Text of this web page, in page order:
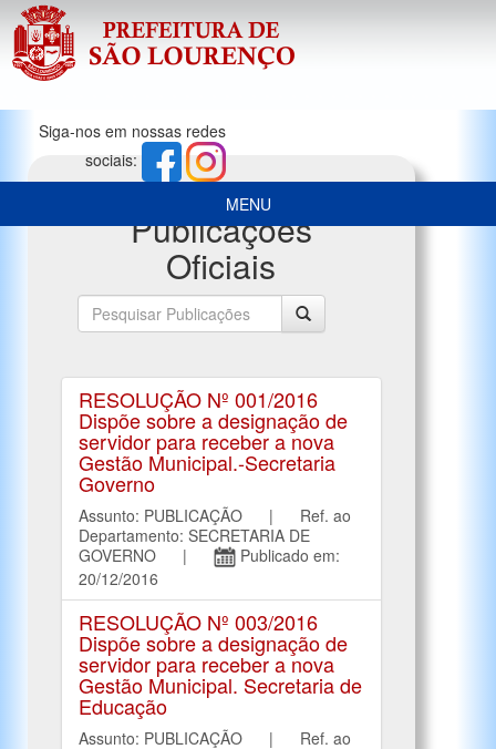
Siga-nos em nossas redes
sociais:
MENU
Publicações
Oficiais
RESOLUÇÃO Nº 001/2016
Dispõe sobre a designação de
servidor para receber a nova
Gestão Municipal.-Secretaria
Governo
Assunto: PUBLICAÇÃO | Ref. ao
Departamento: SECRETARIA DE
GOVERNO |
Publicado em:
20/12/2016
RESOLUÇÃO Nº 003/2016
Dispõe sobre a designação de
servidor para receber a nova
Gestão Municipal. Secretaria de
Educação
Assunto: PUBLICAÇÃO | Ref. ao